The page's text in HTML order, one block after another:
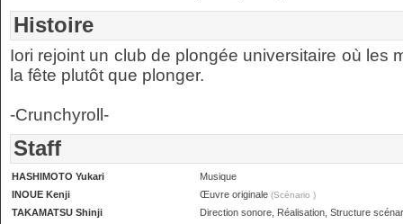
Histoire
Iori rejoint un club de plongée universitaire où les
la fête plutôt que plonger.
-Crunchyroll-
Staff
HASHIMOTO Yukari
Musique
INOUE Kenji
Œuvre originale (Scénario )
TAKAMATSU Shinji
Direction sonore, Réalisation, Structure